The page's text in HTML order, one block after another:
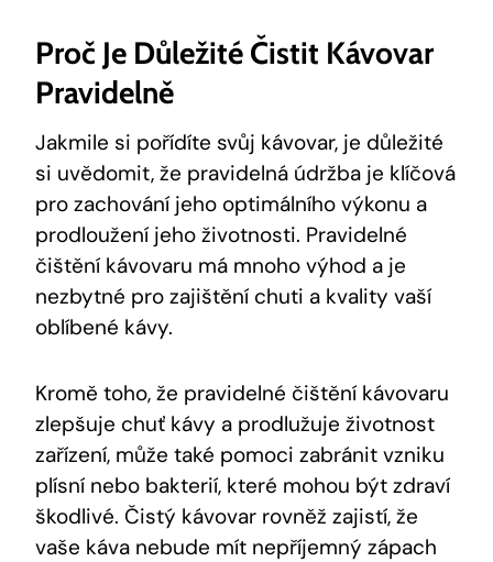
Proč Je Důležité Čistit Kávovar
Pravidelně
Jakmile si pořídíte svůj kávovar, je důležité
si uvědomit, že pravidelná údržba je klíčová
pro zachování jeho optimálního výkonu a
prodloužení jeho životnosti. Pravidelné
čištění kávovaru má mnoho výhod a je
nezbytné pro zajištění chuti a kvality vaší
oblíbené kávy.
Kromě toho, že pravidelné čištění kávovaru
zlepšuje chuť kávy a prodlužuje životnost
zařízení, může také pomoci zabránit vzniku
plísní nebo bakterií, které mohou být zdraví
škodlivé. Čistý kávovar rovněž zajistí, že
vaše káva nebude mít nepříjemný zápach